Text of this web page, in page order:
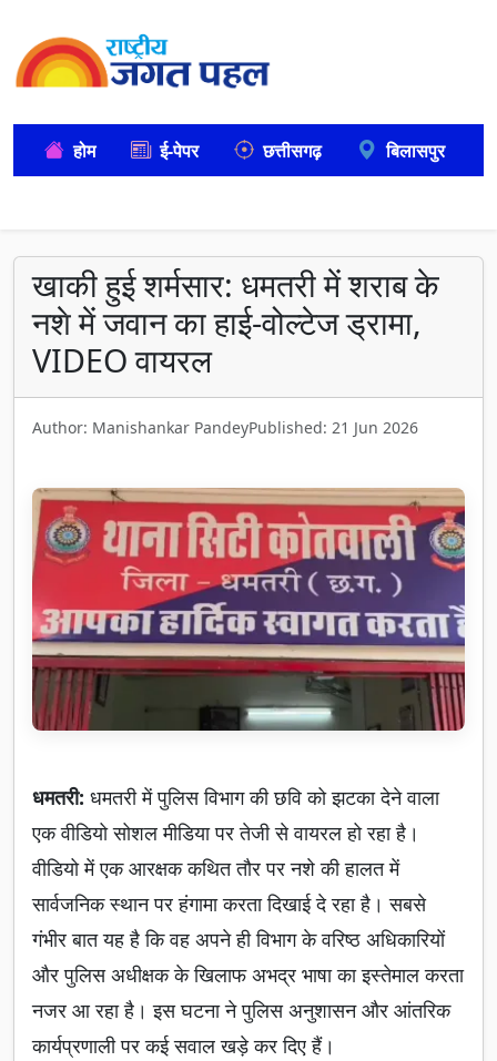
होम ई-पेपर छत्तीसगढ़ बिलासपुर
खाकी हुई शर्मसार: धमतरी में शराब के
नशे में जवान का हाई-वोल्टेज ड्रामा,
VIDEO वायरल
Author: Manishankar PandeyPublished: 21 Jun 2026
धमतरी: धमतरी में पुलिस विभाग की छवि को झटका देने वाला
एक वीडियो सोशल मीडिया पर तेजी से वायरल हो रहा है।
वीडियो में एक आरक्षक कथित तौर पर नशे की हालत में
सार्वजनिक स्थान पर हंगामा करता दिखाई दे रहा है। सबसे
गंभीर बात यह है कि वह अपने ही विभाग के वरिष्ठ अधिकारियों
और पुलिस अधीक्षक के खिलाफ अभद्र भाषा का इस्तेमाल करता
नजर आ रहा है। इस घटना ने पुलिस अनुशासन और आंतरिक
कार्यप्रणाली पर कई सवाल खड़े कर दिए हैं।